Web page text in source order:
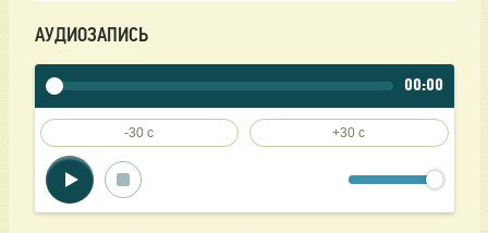
АУДИОЗАПИСЬ
00:00
-30 c +30 c